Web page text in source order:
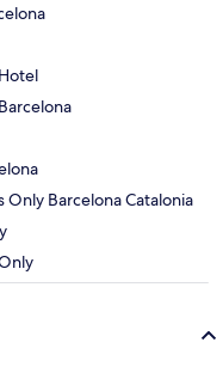
Barcelona Catalonia